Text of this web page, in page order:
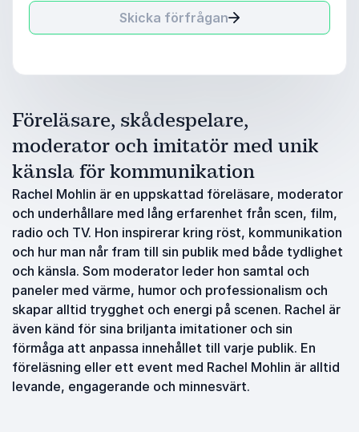
Skicka förfrågan
Föreläsare, skådespelare,
moderator och imitatör med unik
känsla för kommunikation
Rachel Mohlin är en uppskattad föreläsare, moderator
och underhållare med lång erfarenhet från scen, film,
radio och TV. Hon inspirerar kring röst, kommunikation
och hur man når fram till sin publik med både tydlighet
och känsla. Som moderator leder hon samtal och
paneler med värme, humor och professionalism och
skapar alltid trygghet och energi på scenen. Rachel är
även känd för sina briljanta imitationer och sin
förmåga att anpassa innehållet till varje publik. En
föreläsning eller ett event med Rachel Mohlin är alltid
levande, engagerande och minnesvärt.